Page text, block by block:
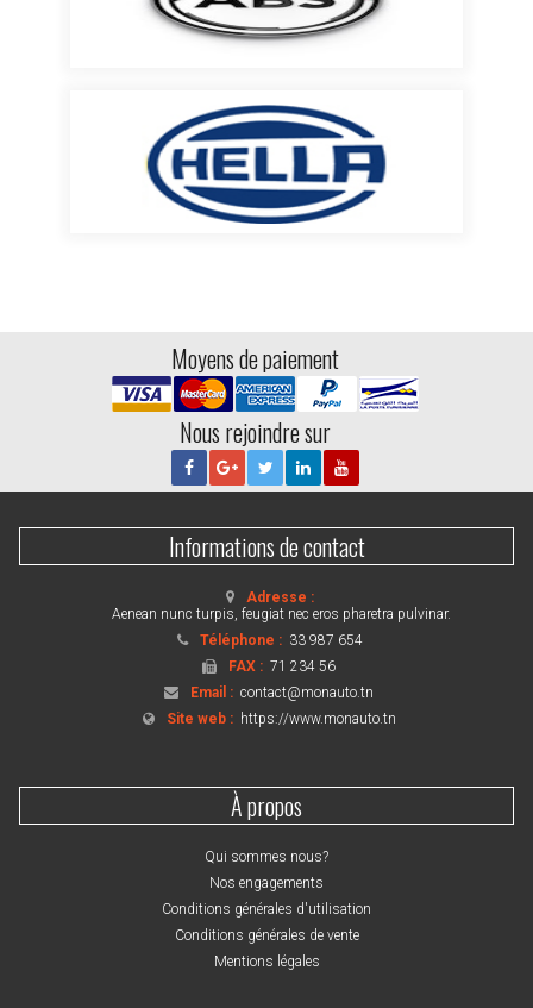
Moyens de paiement
Nous rejoindre sur
Informations de contact
Adresse :
Aenean nunc turpis, feugiat nec eros pharetra pulvinar.
Téléphone : 33 987 654
FAX :71 234 56
Email :contact@monauto.tn
Site web : https://www.monauto.tn
À propos
Qui sommes nous?
Nos engagements
Conditions générales d'utilisation
Conditions générales de vente
Mentions légales